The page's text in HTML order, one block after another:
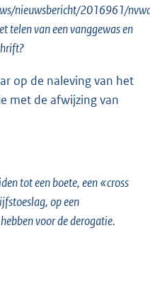
nieuwsbericht/2016961/
telen van een vanggewas en
op de naleving van het
met de afwijzing van
tot een boete, een «cross
op een
voor de derogatie.